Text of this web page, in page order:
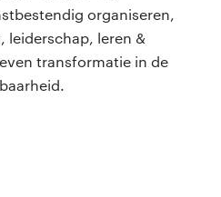
organiseren,
leiderschap, leren &
transformatie in de